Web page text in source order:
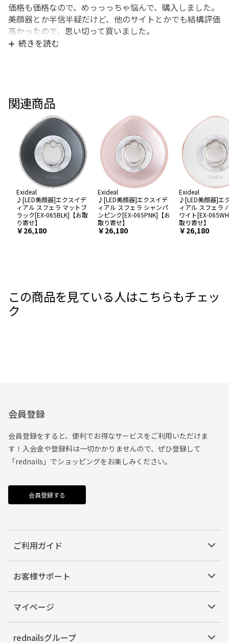
価格も価格なので、めっっっちゃ悩んで、購入しました。
美顔器とか半信半疑だけど、他のサイトとかでも結構評価
高かったので、思い切って買いました。
本体は思ったよりおおきめ。
これなら家で手軽にできるし、サロンに頻繁に行けないか
ら良い。
続けないと効果は持続しないけど。。。
高かったけど、買って本当に良かったベストバイ!
続きを読む
関連商品
Exideal
♪[LED美顔器]エクスイデ
ィアル スフェラ マットブ
ラック[EX-065BLK]【お取
り寄せ】
￥26,180
Exideal
♪[LED美顔器]エクスイデ
ィアル スフェラ シャンパ
ンピンク[EX-065PNK]【お
取り寄せ】
￥26,180
Exideal
♪[LED美顔器]エ
ィアル スフェラ
ワイト[EX-
取り寄せ】
￥26,180
この商品を見ている人はこちらもチェッ
ク
会員登録
会員登録をすると、便利でお得なサービスをご利用いただけま
す！入会金や登録料は一切かかりませんので、ぜひ登録して
「rednails」でショッピングをお楽しみください。
会員登録する
ご利用ガイド
お客様サポート
マイページ
rednailsグループ